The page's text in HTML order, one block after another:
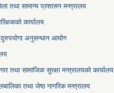
तथा सामान्य प्रशासन मन्त्रालय
कार्यालय
अनुसन्धान आयोग
तथा सामाजिक सुरक्षा मन्त्रालयको कार्यालय
तथा जेष्ठ नागरिक मन्त्रालय